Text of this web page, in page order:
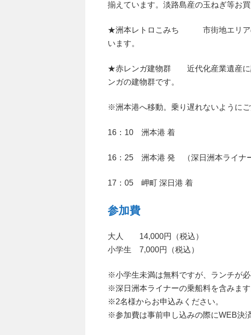
揃えています。淡路島産の玉ねぎ等お
★洲本レトロこみち 市街地エリアの
います。
★赤レンガ建物群 近代化産業遺産に
ンガの建物群です。
※洲本港へ移動。乗り遅れないようにご
16：10 洲本港 着
16：25 洲本港 発 （深日洲本ライナ
17：05 岬町 深日港 着
参加費
大人 14,000円（税込）
小学生 7,000円（税込）
※小学生未満は無料ですが、ランチが
※深日洲本ライナーの乗船料を含みます
※2名様からお申込みください。
※参加費は事前申し込みの際にWEB決